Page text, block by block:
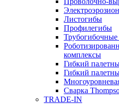
Листогибы
Профилегибы
Трубогибочные
комплексы
Гибкий
Гибкий
Сварка
TRADE-IN